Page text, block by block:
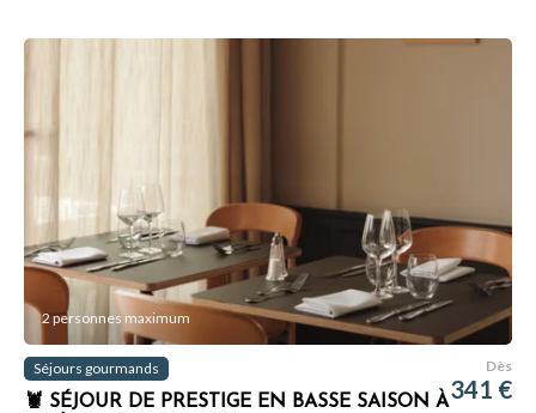
2 personnes maximum
Séjours gourmands
🦞 SÉJOUR DE PRESTIGE EN BASSE SAISON À
Dès
341 €